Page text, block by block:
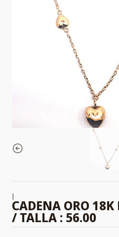
|
CADENA ORO 18K
/ TALLA : 56.00